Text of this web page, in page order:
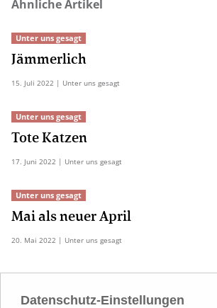
Ähnliche Artikel
Unter uns gesagt
Jämmerlich
15. Juli 2022 | Unter uns gesagt
Unter uns gesagt
Tote Katzen
17. Juni 2022 | Unter uns gesagt
Unter uns gesagt
Mai als neuer April
20. Mai 2022 | Unter uns gesagt
Datenschutz-Einstellungen